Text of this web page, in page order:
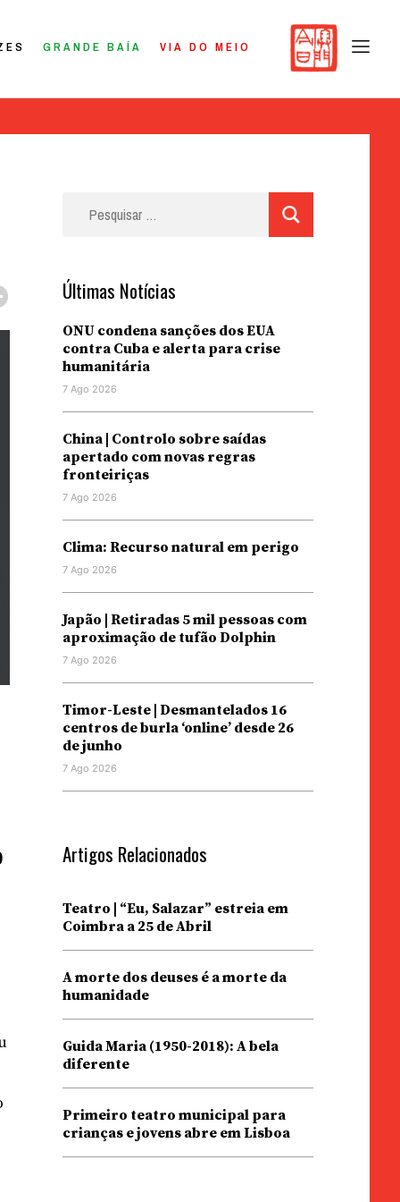
GRANDE BAÍA VIA DO MEIO
Últimas Notícias
ONU condena sanções dos EUA
contra Cuba e alerta para crise
humanitária
7 Ago 2026
China | Controlo sobre saídas
apertado com novas regras
fronteiriças
7 Ago 2026
Clima: Recurso natural em perigo
7 Ago 2026
Japão | Retiradas 5 mil pessoas com
aproximação de tufão Dolphin
7 Ago 2026
Timor-Leste | Desmantelados 16
centros de burla ‘online’ desde 26
de junho
7 Ago 2026
Artigos Relacionados
Teatro | “Eu, Salazar” estreia em
Coimbra a 25 de Abril
A morte dos deuses é a morte da
humanidade
Guida Maria (1950-2018): A bela
diferente
Primeiro teatro municipal para
crianças e jovens abre em Lisboa